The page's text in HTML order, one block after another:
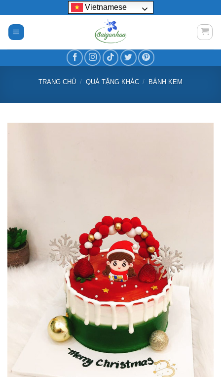
nội
dung
Vietnamese
TRANG CHỦ / QUÀ TẶNG KHÁC / BÁNH KEM